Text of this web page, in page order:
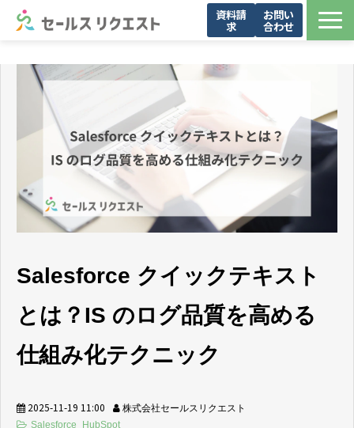
資料請
求
お問い
合わせ
お問い合わせ一覧
導入事例
メンバー紹介
お役立ち資料
セミナー・イベント
Salesforce クイックテキスト
とは？IS のログ品質を高める
仕組み化テクニック
2025-11-19 11:00
株式会社セールスリクエスト
Salesforce_HubSpot